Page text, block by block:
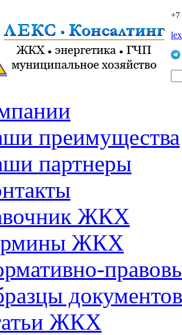
преимущества
партнеры
ЖКХ
ЖКХ
документов
ЖКХ